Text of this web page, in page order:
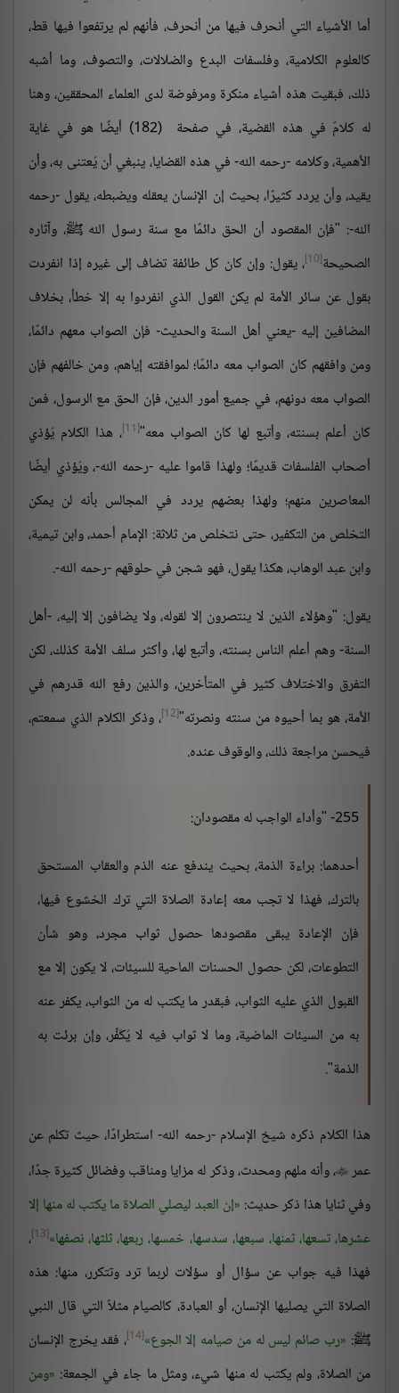
أما الأشياء التي أنحرف فيها من أنحرف، فأنهم لم يرتفعوا فيها قط،
كالعلوم الكلامية، وفلسفات البدع والضلالات، والتصوف، وما أشبه
ذلك، فبقيت هذه أشياء منكرة ومرفوضة لدى العلماء المحققين، وهنا
له كلامٌ في هذه القضية، في صفحة (182) أيضًا هو في غاية
الأهمية، وكلامه -رحمه الله- في هذه القضايا، ينبغي أن يُعتنى به، وأن
يقيد، وأن يردد كثيرًا، بحيث إن الإنسان يعقله ويضبطه، يقول -رحمه
الله-: "فإن المقصود أن الحق دائمًا مع سنة رسول الله ﷺ، وآثاره
الصحيحة[10]
، يقول: وإن كان كل طائفة تضاف إلى غيره إذا انفردت
بقول عن سائر الأمة لم يكن القول الذي انفردوا به إلا خطأ، بخلاف
المضافين إليه -يعني أهل السنة والحديث- فإن الصواب معهم دائمًا،
ومن وافقهم كان الصواب معه دائمًا؛ لموافقته إياهم، ومن خالفهم فإن
الصواب معه دونهم، في جميع أمور الدين، فإن الحق مع الرسول، فمن
كان أعلم بسنته، وأتبع لها كان الصواب معه"[11]
، هذا الكلام يُؤذي
أصحاب الفلسفات قديمًا؛ ولهذا قاموا عليه -رحمه الله-، ويُؤذي أيضًا
المعاصرين منهم؛ ولهذا بعضهم يردد في المجالس بأنه لن يمكن
التخلص من التكفير، حتى نتخلص من ثلاثة: الإمام أحمد، وابن تيمية،
وابن عبد الوهاب، هكذا يقول، فهو شجن في حلوقهم -رحمه الله-.
يقول: "وهؤلاء الذين لا ينتصرون إلا لقوله، ولا يضافون إلا إليه، -أهل
السنة- وهم أعلم الناس بسنته، وأتبع لها، وأكثر سلف الأمة كذلك، لكن
التفرق والاختلاف كثير في المتأخرين، والذين رفع الله قدرهم في
الأمة، هو بما أحيوه من سنته ونصرته"[12]
، وذكر الكلام الذي سمعتم،
فيحسن مراجعة ذلك، والوقوف عنده.
255- "وأداء الواجب له مقصودان:
أحدهما: براءة الذمة، بحيث يندفع عنه الذم والعقاب المستحق
بالترك، فهذا لا تجب معه إعادة الصلاة التي ترك الخشوع فيها،
فإن الإعادة يبقى مقصودها حصول ثواب مجرد، وهو شأن
التطوعات، لكن حصول الحسنات الماحية للسيئات، لا يكون إلا مع
القبول الذي عليه الثواب، فبقدر ما يكتب له من الثواب، يكفر عنه
به من السيئات الماضية، وما لا ثواب فيه لا يُكَفِّر، وإن برئت به
الذمة".
هذا الكلام ذكره شيخ الإسلام -رحمه الله- استطرادًا، حيث تكلم عن
عمر، وأنه ملهم ومحدث، وذكر له مزايا ومناقب وفضائل كثيرة جدًا،
وفي ثنايا هذا ذكر حديث: إن العبد ليصلي الصلاة ما يكتب له منها إلا
عشرها، تسعها، ثمنها، سبعها، سدسها، خمسها، ربعها، ثلثها، نصفها [13]
،
فهذا فيه جواب عن سؤال أو سؤلات لربما ترد وتتكرر، منها: هذه
الصلاة التي يصليها الإنسان، أو العبادة، كالصيام مثلاً التي قال النبي
ﷺ: رب صائم ليس له من صيامه إلا الجوع [14]
، فقد يخرج الإنسان
من الصلاة، ولم يكتب له منها شيء، ومثل ما جاء في الجمعة: ومن